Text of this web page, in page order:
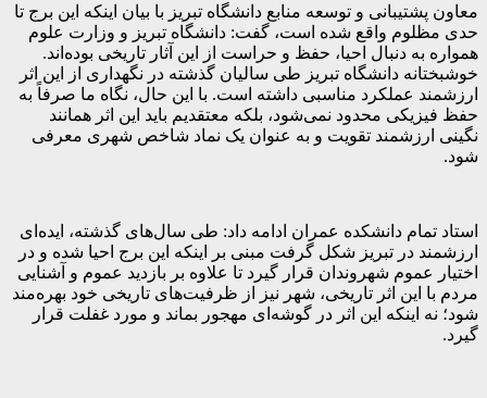
معاون پشتیبانی و توسعه منابع دانشگاه تبریز با بیان اینکه این برج تا
حدی مظلوم واقع شده است، گفت: دانشگاه تبریز و وزارت علوم
همواره به دنبال احیا، حفظ و حراست از این آثار تاریخی بوده‌اند.
خوشبختانه دانشگاه تبریز طی سالیان گذشته در نگهداری از این اثر
ارزشمند عملکرد مناسبی داشته است. با این حال، نگاه ما صرفاً به
حفظ فیزیکی محدود نمی‌شود، بلکه معتقدیم باید این اثر همانند
نگینی ارزشمند تقویت و به عنوان یک نماد شاخص شهری معرفی
شود.
استاد تمام دانشکده عمران ادامه داد: طی سال‌های گذشته، ایده‌ای
ارزشمند در تبریز شکل گرفت مبنی بر اینکه این برج احیا شده و در
اختیار عموم شهروندان قرار گیرد تا علاوه بر بازدید عموم و آشنایی
مردم با این اثر تاریخی، شهر نیز از ظرفیت‌های تاریخی خود بهره‌مند
شود؛ نه اینکه این اثر در گوشه‌ای مهجور بماند و مورد غفلت قرار
گیرد.